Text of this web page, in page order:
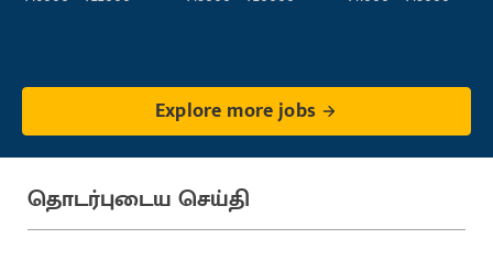
Explore more jobs
தொடர்புடைய செய்தி